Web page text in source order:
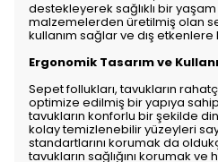
destekleyerek sağlıklı bir yaşam
malzemelerden üretilmiş olan
kullanım sağlar ve dış etkenlere
Ergonomik Tasarım ve
Sepet follukları, tavukların
optimize edilmiş bir yapıya
tavukların konforlu bir şekilde
kolay temizlenebilir yüzeyleri
standartlarını korumak da
tavukların sağlığını korumak